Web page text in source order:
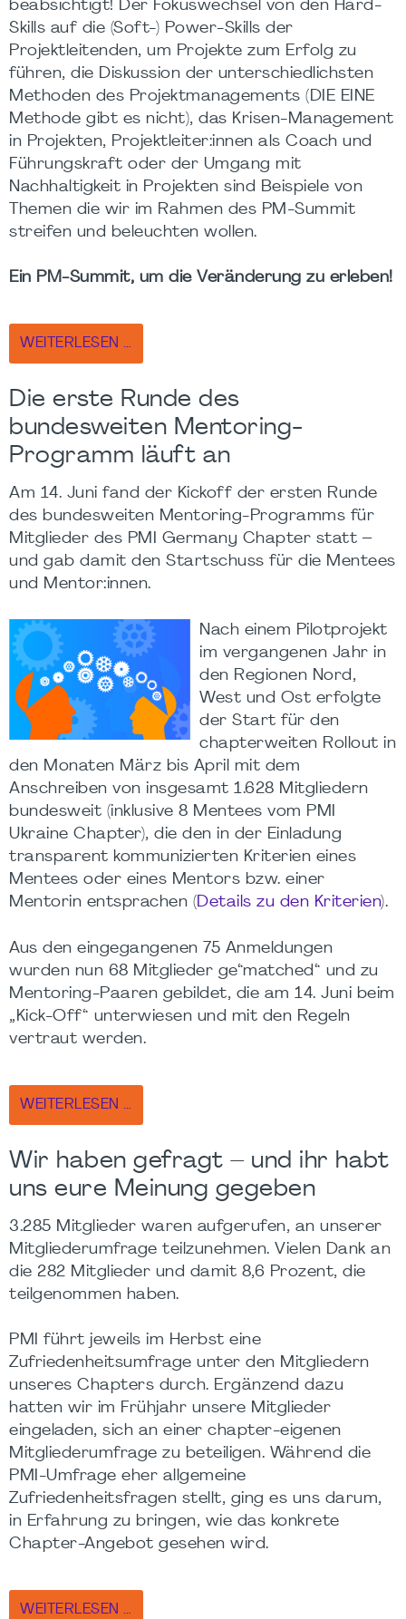
beabsichtigt! Der Fokuswechsel von den Hard-
Skills auf die (Soft-) Power-Skills der
Projektleitenden, um Projekte zum Erfolg zu
führen, die Diskussion der unterschiedlichsten
Methoden des Projektmanagements (DIE EINE
Methode gibt es nicht), das Krisen-Management
in Projekten, Projektleiter:innen als Coach und
Führungskraft oder der Umgang mit
Nachhaltigkeit in Projekten sind Beispiele von
Themen die wir im Rahmen des PM-Summit
streifen und beleuchten wollen.
Ein PM-Summit, um die Veränderung zu erleben!
WEITERLESEN …
Die erste Runde des
bundesweiten Mentoring-
Programm läuft an
Am 14. Juni fand der Kickoff der ersten Runde
des bundesweiten Mentoring-Programms für
Mitglieder des PMI Germany Chapter statt –
und gab damit den Startschuss für die Mentees
und Mentor:innen.
Nach einem Pilotprojekt
im vergangenen Jahr in
den Regionen Nord,
West und Ost erfolgte
der Start für den
chapterweiten Rollout in
den Monaten März bis April mit dem
Anschreiben von insgesamt 1.628 Mitgliedern
bundesweit (inklusive 8 Mentees vom PMI
Ukraine Chapter), die den in der Einladung
transparent kommunizierten Kriterien eines
Mentees oder eines Mentors bzw. einer
Mentorin entsprachen (Details zu den Kriterien).
Aus den eingegangenen 75 Anmeldungen
wurden nun 68 Mitglieder ge“matched“ und zu
Mentoring-Paaren gebildet, die am 14. Juni beim
„Kick-Off“ unterwiesen und mit den Regeln
vertraut werden.
WEITERLESEN …
Wir haben gefragt – und ihr habt
uns eure Meinung gegeben
3.285 Mitglieder waren aufgerufen, an unserer
Mitgliederumfrage teilzunehmen. Vielen Dank an
die 282 Mitglieder und damit 8,6 Prozent, die
teilgenommen haben.
PMI führt jeweils im Herbst eine
Zufriedenheitsumfrage unter den Mitgliedern
unseres Chapters durch. Ergänzend dazu
hatten wir im Frühjahr unsere Mitglieder
eingeladen, sich an einer chapter-eigenen
Mitgliederumfrage zu beteiligen. Während die
PMI-Umfrage eher allgemeine
Zufriedenheitsfragen stellt, ging es uns darum,
in Erfahrung zu bringen, wie das konkrete
Chapter-Angebot gesehen wird.
WEITERLESEN …